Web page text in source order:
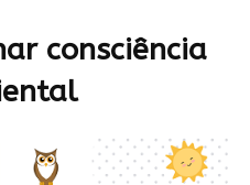
consciência